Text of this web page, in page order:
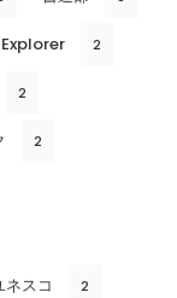
Explorer 2
2
2
ネスコ 2